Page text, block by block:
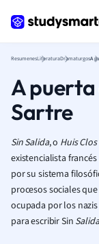
ResumenesLiteraturaDramaturgos
A
Sartre
Sin Salida, o Huis Clos
existencialista
por su sistema
procesos sociales
ocupada por los
para escribir Sin Salida